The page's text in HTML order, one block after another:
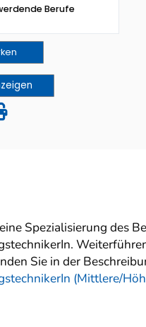
Berufe
Spezialisierung des
Sie in der
(Mittlere/